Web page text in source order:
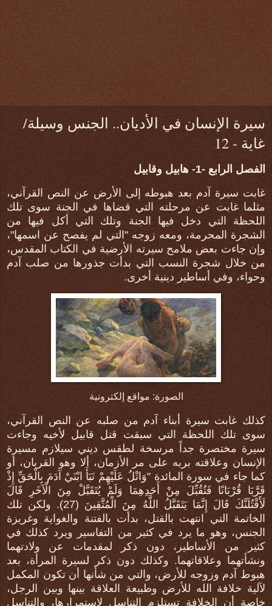
سيرة الإنسان في الأديان.. الجنس وسيلة/
غاية - 12
الفصل الرابع -1- هابيل وقابيل
غابت سيرة آدم بعد هبوطه إلى الأرض عن النص القرآني،
مثلما غابت عن مرحلته التي قضاها في الجنة سوى تلك
اللحظة التي دخل فيها الجنة وتلك التي أكل فيها من
الشجرة المحرمة، ومعه زوجه "التي لم يفصح عن اسمها"،
وإن جاءت بعض ملامح سيرته الأرضية في الكتاب المقدس،
من خلال شجرة النسب التي بدأت جذورها من صلب آدم
وحواء، وفي أساطير دينية أخرى.
الصورة: مواقع إلكترونية
كذلك غابت سيرة أبناء آدم من صلبه عن النص القرآني،
سوى تلك اللحظة التي سبقت قتل قابيل لأخيه وجاءت
سيرة مختصرة جداً مرسخة لطقس ديني سيلازم مسيرة
الإنسان وعلاقته بربه على مر الأزمان، ألا وهو القربان، أو
كما جاء في سورة المائدة "وَاتْلُ عَلَيْهِمْ نَبَأَ ابْنَيْ آدَمَ بِالْحَقِّ إِذْ
قَرَّبَا قُرْبَانًا فَتُقُبِّلَ مِنْ أَحَدِهِمَا وَلَمْ يُتَقَبَّلْ مِنَ الْآخَرِ قَالَ
لَأَقْتُلَنَّكَ قَالَ إِنَّمَا يَتَقَبَّلُ اللَّهُ مِنَ الْمُتَّقِينَ (27). ولكن تلك
الخاتمة التي انتهت بالقتل، بدأت بالفتنة والغواية وغريزة
الجنس، وهو ما يرد في كثير من التفاسير ويرد كذلك في
كثير من الأساطير، دون ذكر لمقدمات عن ولادتهما
ونشأتهما وعلاقاتهما. وكذلك دون ذكر لسيرة المرأة، بعد
هبوط آدم وزوجه للأرض، والتي من شأنها أن تكون المكمل
لآلية خلافة الله للأرض وطبيعة العلاقة بينها وبين الرجل،
خاصة أن الخلافة تستلزم التناسل لاستمرارها، والتناسل